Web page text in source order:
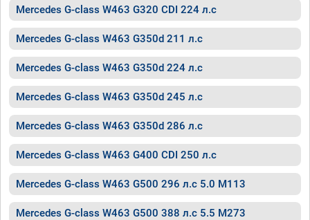
Mercedes G-class W463 G320 CDI 224 л.с
Mercedes G-class W463 G350d 211 л.с
Mercedes G-class W463 G350d 224 л.с
Mercedes G-class W463 G350d 245 л.с
Mercedes G-class W463 G350d 286 л.с
Mercedes G-class W463 G400 CDI 250 л.с
Mercedes G-class W463 G500 296 л.с 5.0 M113
Mercedes G-class W463 G500 388 л.с 5.5 M273